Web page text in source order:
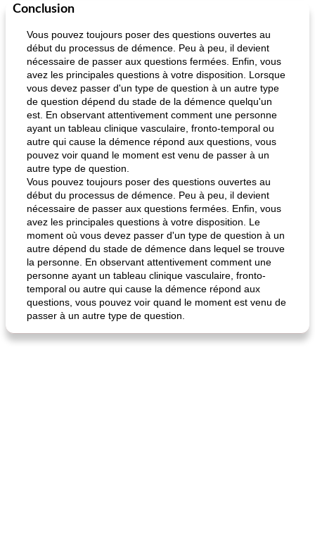
Conclusion
Vous pouvez toujours poser des questions ouvertes au
début du processus de démence. Peu à peu, il devient
nécessaire de passer aux questions fermées. Enfin, vous
avez les principales questions à votre disposition. Lorsque
vous devez passer d'un type de question à un autre type
de question dépend du stade de la démence quelqu'un
est. En observant attentivement comment une personne
ayant un tableau clinique vasculaire, fronto-temporal ou
autre qui cause la démence répond aux questions, vous
pouvez voir quand le moment est venu de passer à un
autre type de question.
Vous pouvez toujours poser des questions ouvertes au
début du processus de démence. Peu à peu, il devient
nécessaire de passer aux questions fermées. Enfin, vous
avez les principales questions à votre disposition. Le
moment où vous devez passer d'un type de question à un
autre dépend du stade de démence dans lequel se trouve
la personne. En observant attentivement comment une
personne ayant un tableau clinique vasculaire, fronto-
temporal ou autre qui cause la démence répond aux
questions, vous pouvez voir quand le moment est venu de
passer à un autre type de question.